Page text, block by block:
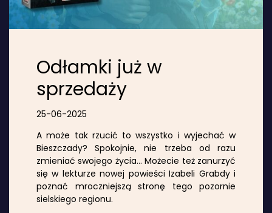
Odłamki już w
sprzedaży
25-06-2025
A może tak rzucić to wszystko i wyjechać w
Bieszczady? Spokojnie, nie trzeba od razu
zmieniać swojego życia… Możecie też zanurzyć
się w lekturze nowej powieści Izabeli Grabdy i
poznać mroczniejszą stronę tego pozornie
sielskiego regionu.